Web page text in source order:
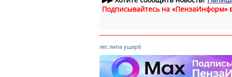
Подписывайтесь на «ПензаИнформ»
лес липа ущерб